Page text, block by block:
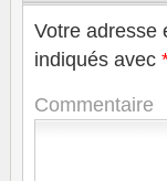
Votre adresse
indiqués avec
Commentaire